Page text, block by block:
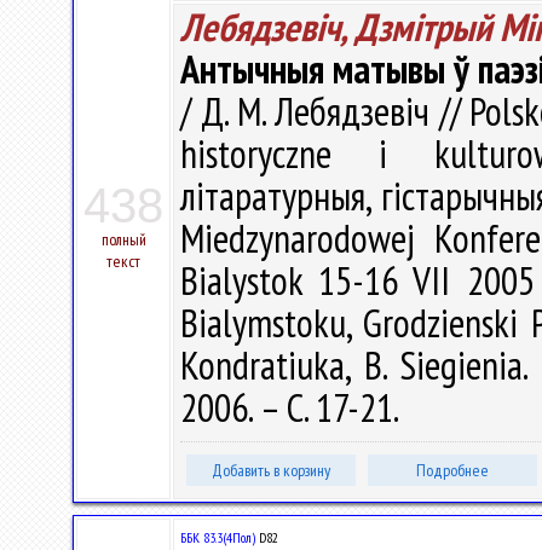
438
полный
текст
Лебядзевіч, Дзмітрый
Антычныя матывы ў
/ Д. М. Лебядзевіч //
historyczne i
літаратурныя,
Miedzynarodowej
Bialystok 15-16 VII
Bialymstoku,
Kondratiuka, B.
2006. – С. 17-21.
Добавить в корзину Подробнее
ББК 83.3(4Пол) D82